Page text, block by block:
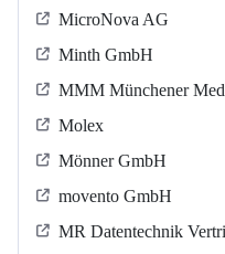
MicroNova AG
Minth GmbH
MMM Münchener
Molex
Mönner GmbH
movento GmbH
MR Datentechnik